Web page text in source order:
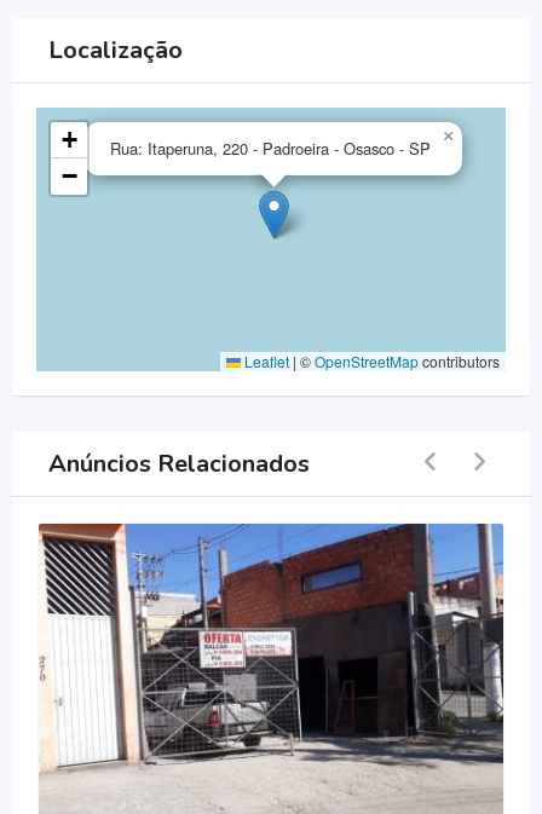
Localização
Rua: Itaperuna, 220 - Padroeira - Osasco - SP
×
+
−
Leaflet | ©OpenStreetMapcontributors
Anúncios Relacionados